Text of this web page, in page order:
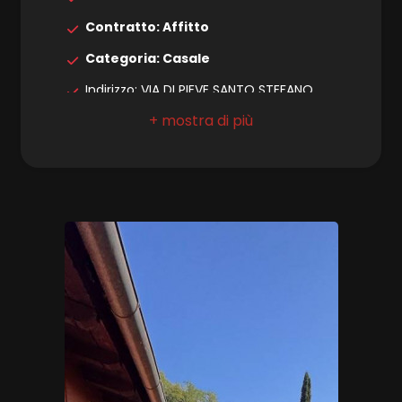
Contratto: Affitto
Categoria: Casale
Indirizzo: VIA DI PIEVE SANTO STEFANO
Comune: Lucca
Bagni: 2
Locali: 3
Stato conservazione: Ottimo
Numero posti auto scoperti: 3
Piano: Piano terra
Camere
minime
Qualsiasi